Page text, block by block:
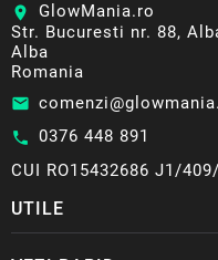
location_on
GlowMania.ro
Str. Bucuresti nr. 88,
Alba
Romania
email
call 0376 448 891
CUI RO15432686 J1/
UTILE